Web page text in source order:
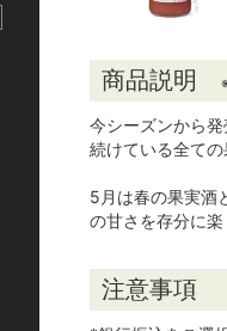
商品説明
今シーズンから
続けている全て
5月は春の果実酒
の甘さを存分に楽
注意事項